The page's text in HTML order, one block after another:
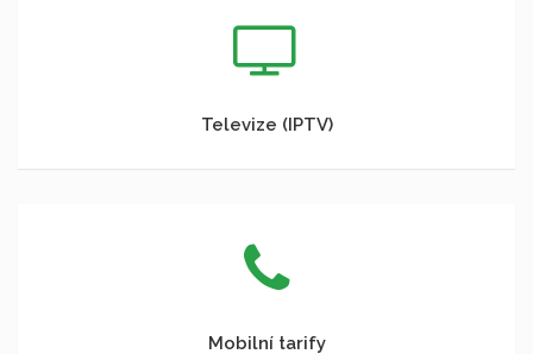
Televize (IPTV)
Mobilní tarify